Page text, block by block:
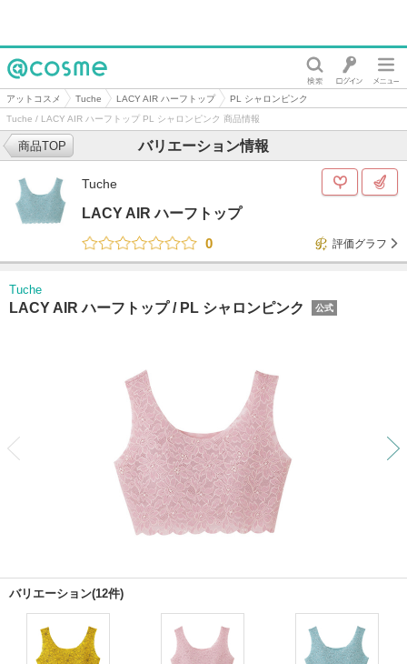
@cosme
アットコスメ Tuche LACY AIR ハーフトップ
PL シャロンピンク
Tuche / LACY AIR ハーフトップ PL シャロンピンク 商品情報
バリエーション情報
商品TOP
Tuche
LACY AIR ハーフトップ
0
評価グラフ
Tuche
LACY AIR ハーフトップ / PL シャロンピンク 公式
バリエーション(12件)